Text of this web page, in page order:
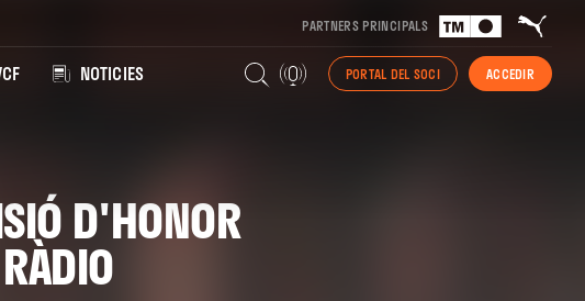
PARTNERS PRINCIPALS
NOTICIES PORTAL DEL SOCI ACCEDIR
D'HONOR